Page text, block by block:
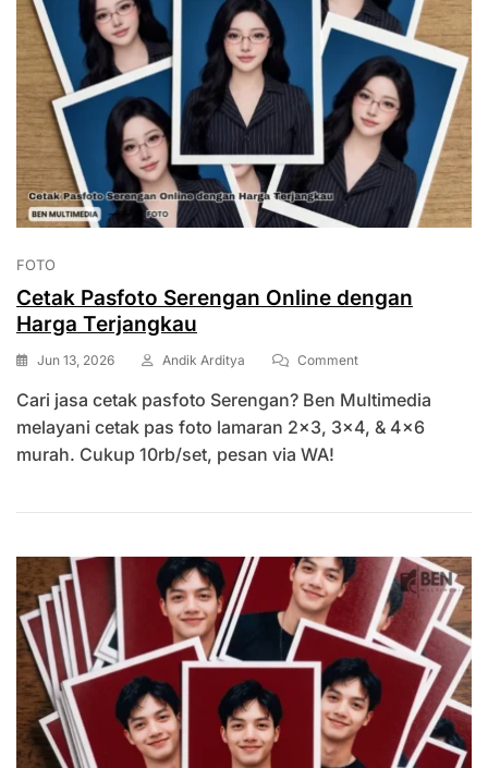
FOTO
Cetak Pasfoto Serengan Online dengan
Harga Terjangkau
Jun 13, 2026 Andik Arditya CommentOn
Pasfoto
Serengan
Online
Cari jasa cetak pasfoto Serengan? Ben Multimedia
melayani cetak pas foto lamaran 2×3, 3×4, & 4×6
murah. Cukup 10rb/set, pesan via WA!